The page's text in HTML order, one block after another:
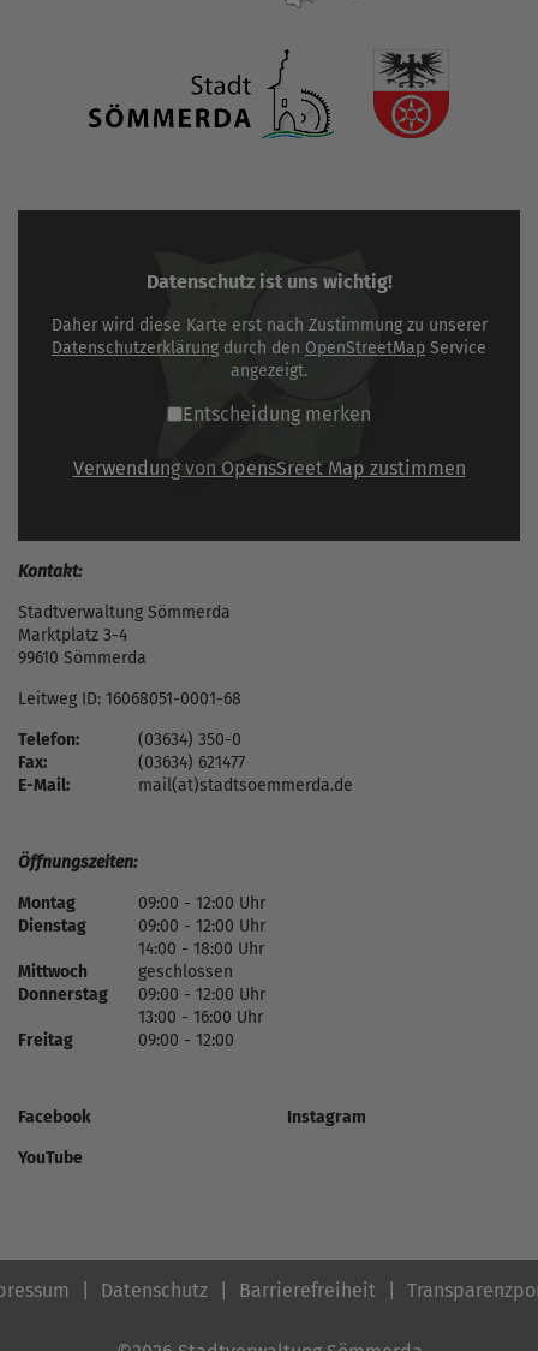
Datenschutz ist uns wichtig!
Daher wird diese Karte erst nach Zustimmung zu unserer
Datenschutzerklärung durch den OpenStreetMap Service
angezeigt.
Entscheidung merken
Verwendung von OpensSreet Map zustimmen
Kontakt:
Stadtverwaltung Sömmerda
Marktplatz 3-4
99610 Sömmerda
Leitweg ID: 16068051-0001-68
Telefon:
(03634) 350-0
Fax:
(03634) 621477
E-Mail:
mail(at)stadtsoemmerda.de
Öffnungszeiten:
Montag
09:00 - 12:00 Uhr
Dienstag
09:00 - 12:00 Uhr
14:00 - 18:00 Uhr
Mittwoch
geschlossen
Donnerstag
09:00 - 12:00 Uhr
13:00 - 16:00 Uhr
Freitag
09:00 - 12:00
Facebook
Instagram
YouTube
Datenschutz Barrierefreiheit